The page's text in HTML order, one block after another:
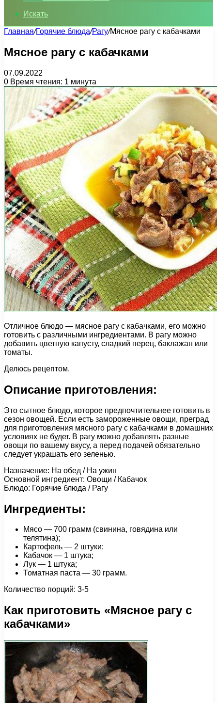
Искать
Главная/Горячие блюда/Рагу/Мясное рагу с кабачками
Мясное рагу с кабачками
07.09.2022
0 Время чтения: 1 минута
Отличное блюдо — мясное рагу с кабачками, его можно
готовить с различными ингредиентами. В рагу можно
добавить цветную капусту, сладкий перец, баклажан или
томаты.
Делюсь рецептом.
Описание приготовления:
Это сытное блюдо, которое предпочтительнее готовить в
сезон овощей. Если есть замороженные овощи, преград
для приготовления мясного рагу с кабачками в домашних
условиях не будет. В рагу можно добавлять разные
овощи по вашему вкусу, а перед подачей обязательно
следует украшать его зеленью.
Назначение: На обед / На ужин
Основной ингредиент: Овощи / Кабачок
Блюдо: Горячие блюда / Рагу
Ингредиенты:
Мясо — 700 грамм (свинина, говядина или
телятина);
Картофель — 2 штуки;
Кабачок — 1 штука;
Лук — 1 штука;
Томатная паста — 30 грамм.
Количество порций: 3-5
Как приготовить «Мясное рагу с
кабачками»